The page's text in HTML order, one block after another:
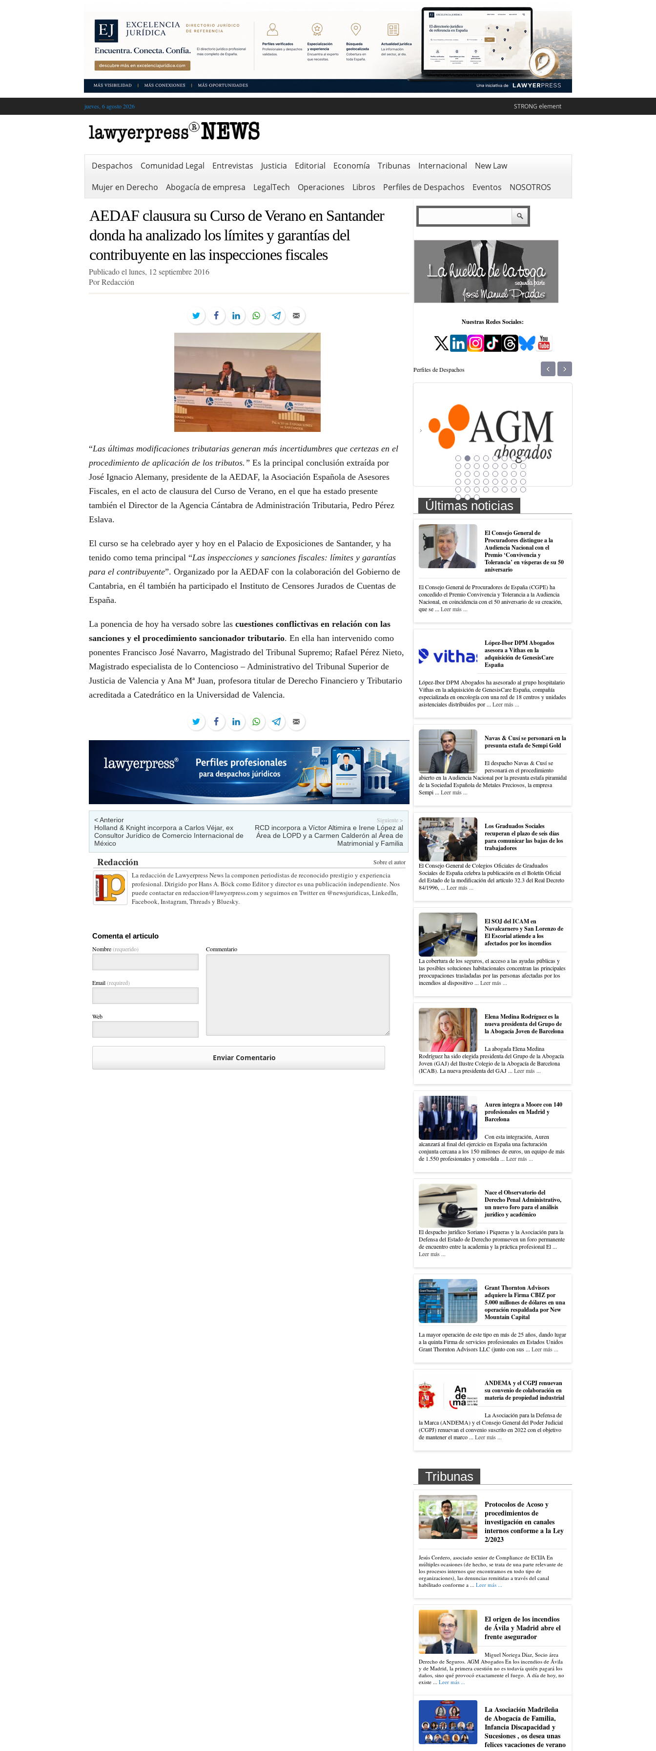
jueves, 6 agosto 2026 STRONG element
Despachos Comunidad Legal Entrevistas Justicia Editorial Economía Tribunas Internacional
New Law
Mujer en Derecho
Abogacía de empresa LegalTech Operaciones Libros Perfiles de Despachos Eventos NOSOTROS
AEDAF clausura su Curso de Verano en Santander
donda ha analizado los límites y garantías del
contribuyente en las inspecciones fiscales
Publicado el lunes, 12 septiembre 2016
Por Redacción
TwitterFacebookLinkedInWhatsAppTelegramEmail
“Las últimas modificaciones tributarias generan más incertidumbres que certezas en el
procedimiento de aplicación de los tributos.” Es la principal conclusión extraída por
José Ignacio Alemany, presidente de la AEDAF, la Asociación Española de Asesores
Fiscales, en el acto de clausura del Curso de Verano, en el que ha estado presente
también el Director de la Agencia Cántabra de Administración Tributaria, Pedro Pérez
Eslava.
El curso se ha celebrado ayer y hoy en el Palacio de Exposiciones de Santander, y ha
tenido como tema principal “Las inspecciones y sanciones fiscales: límites y garantías
para el contribuyente”. Organizado por la AEDAF con la colaboración del Gobierno de
Cantabria, en él también ha participado el Instituto de Censores Jurados de Cuentas de
España.
La ponencia de hoy ha versado sobre las cuestiones conflictivas en relación con las
sanciones y el procedimiento sancionador tributario. En ella han intervenido como
ponentes Francisco José Navarro, Magistrado del Tribunal Supremo; Rafael Pérez Nieto,
Magistrado especialista de lo Contencioso – Administrativo del Tribunal Superior de
Justicia de Valencia y Ana Mª Juan, profesora titular de Derecho Financiero y Tributario
acreditada a Catedrático en la Universidad de Valencia.
TwitterFacebookLinkedInWhatsAppTelegramEmail
< Anterior
Holland & Knight incorpora a Carlos Véjar, ex
Consultor Jurídico de Comercio Internacional de
México
Siguiente >
RCD incorpora a Víctor Altimira e Irene López al
Área de LOPD y a Carmen Calderón al Área de
Matrimonial y Familia
Sobre el autor
Redacción
La redacción de Lawyerpress News la componen periodistas de reconocido prestigio y experiencia
profesional. Dirigido por Hans A. Böck como Editor y director es una publicación independiente. Nos
puede contactar en redaccion@lawyerpress.com y seguirnos en Twitter en @newsjuridicas, LinkedIn,
Facebook, Instagram, Threads y Bluesky.
Comenta el articulo
Nombre(requerido)
Email(required)
Web
Commentario
Nuestras Redes Sociales:
Perfiles de Despachos ‹ ›
Últimas noticias
El Consejo General de
Procuradores distingue a la
Audiencia Nacional con el
Premio ‘Convivencia y
Tolerancia’ en vísperas de su 50
aniversario
El Consejo General de Procuradores de España (CGPE) ha
concedido el Premio Convivencia y Tolerancia a la Audiencia
Nacional, en coincidencia con el 50 aniversario de su creación,
que se ... Leer más ...
López-Ibor DPM Abogados
asesora a Vithas en la
adquisición de GenesisCare
España
López-Ibor DPM Abogados ha asesorado al grupo hospitalario
Vithas en la adquisición de GenesisCare España, compañía
especializada en oncología con una red de 18 centros y unidades
asistenciales distribuidos por ... Leer más ...
Navas & Cusí se personará en la
presunta estafa de Sempi Gold
El despacho Navas & Cusí se
personará en el procedimiento
abierto en la Audiencia Nacional por la presunta estafa piramidal
de la Sociedad Española de Metales Preciosos, la empresa
Sempi ... Leer más ...
Los Graduados Sociales
recuperan el plazo de seis días
para comunicar las bajas de los
trabajadores
El Consejo General de Colegios Oficiales de Graduados
Sociales de España celebra la publicación en el Boletín Oficial
del Estado de la modificación del artículo 32.3 del Real Decreto
84/1996, ... Leer más ...
El SOJ del ICAM en
Navalcarnero y San Lorenzo de
El Escorial atiende a los
afectados por los incendios
La cobertura de los seguros, el acceso a las ayudas públicas y
las posibles soluciones habitacionales concentran las principales
preocupaciones trasladadas por las personas afectadas por los
incendios al dispositivo ... Leer más ...
Elena Medina Rodríguez es la
nueva presidenta del Grupo de
la Abogacía Joven de Barcelona
La abogada Elena Medina
Rodríguez ha sido elegida presidenta del Grupo de la Abogacía
Joven (GAJ) del Ilustre Colegio de la Abogacía de Barcelona
(ICAB). La nueva presidenta del GAJ ... Leer más ...
Auren integra a Moore con 140
profesionales en Madrid y
Barcelona
Con esta integración, Auren
alcanzará al final del ejercicio en España una facturación
conjunta cercana a los 150 millones de euros, un equipo de más
de 1.550 profesionales y consolida ... Leer más ...
Nace el Observatorio del
Derecho Penal Administrativo,
un nuevo foro para el análisis
jurídico y académico
El despacho jurídico Soriano i Piqueras y la Asociación para la
Defensa del Estado de Derecho promueven un foro permanente
de encuentro entre la academia y la práctica profesional El ...
Leer más ...
Grant Thornton Advisors
adquiere la Firma CBIZ por
5.000 millones de dólares en una
operación respaldada por New
Mountain Capital
La mayor operación de este tipo en más de 25 años, dando lugar
a la quinta Firma de servicios profesionales en Estados Unidos
Grant Thornton Advisors LLC (junto con sus ... Leer más ...
ANDEMA y el CGPJ renuevan
su convenio de colaboración en
materia de propiedad industrial
La Asociación para la Defensa de
la Marca (ANDEMA) y el Consejo General del Poder Judicial
(CGPJ) renuevan el convenio suscrito en 2022 con el objetivo
de mantener el marco ... Leer más ...
Tribunas
Protocolos de Acoso y
procedimientos de
investigación en canales
internos conforme a la Ley
2/2023
Jesús Cordero, asociado senior de Compliance de ECIJA En
múltiples ocasiones (de hecho, se trata de una parte relevante de
los procesos internos que encontramos en todo tipo de
organizaciones), las denuncias remitidas a través del canal
habilitado conforme a ... Leer más ...
El origen de los incendios
de Ávila y Madrid abre el
frente asegurador
Miguel Noriega Díaz, Socio área
Derecho de Seguros. AGM Abogados En los incendios de Ávila
y de Madrid, la primera cuestión no es todavía quién pagará los
daños, sino qué provocó exactamente el fuego. A día de hoy, no
existe ... Leer más ...
La Asociación Madrileña
de Abogacía de Familia,
Infancia Discapacidad y
Sucesiones , os desea unas
felices vacaciones de verano